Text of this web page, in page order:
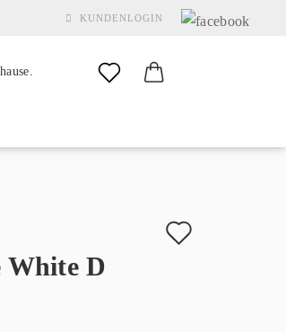
KUNDENLOGIN
White D